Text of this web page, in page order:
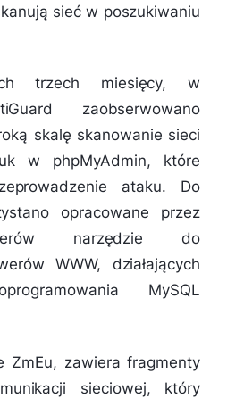
sieć w poszukiwaniu
trzech miesięcy, w
zaobserwowano
skalę skanowanie sieci
w phpMyAdmin, które
ataku. Do
opracowane przez
narzędzie do
WWW, działających
MySQL
ZmEu, zawiera fragmenty
sieciowej, który